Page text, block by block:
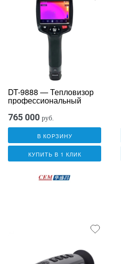
DT-9888 — Тепловизор
профессиональный
765 000 руб.
В КОРЗИНУ
КУПИТЬ В 1 КЛИК